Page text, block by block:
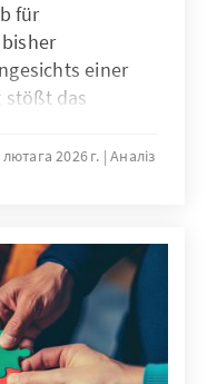
für
einer
stößt das
Anwerbung
auf
mit China ein
Wettbewerb
2026 г. Аналіз